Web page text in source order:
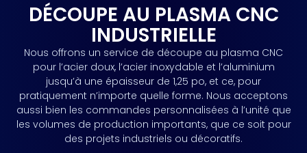
DÉCOUPE AU PLASMA CNC
INDUSTRIELLE
Nous offrons un service de découpe au plasma CNC
pour l’acier doux, l’acier inoxydable et l’aluminium
jusqu’à une épaisseur de 1,25 po, et ce, pour
pratiquement n’importe quelle forme. Nous acceptons
aussi bien les commandes personnalisées à l’unité que
les volumes de production importants, que ce soit pour
des projets industriels ou décoratifs.